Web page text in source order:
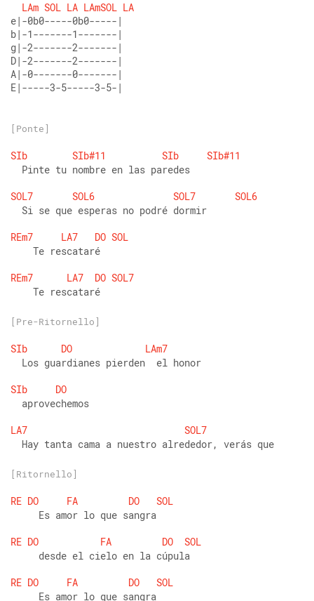
LAm SOL LA LAmSOL LA
e|-0b0-----0b0-----|
b|-1-------1-------|
g|-2-------2-------|
D|-2-------2-------|
A|-0-------0-------|
E|-----3-5-----3-5-|
[Ponte]
SIb SIb#11 SIb
SIb#11
  Pinte tu nombre en las paredes
SOL7
SOL6 SOL7
SOL6
  Si se que esperas no podré dormir
REm7
LA7 DO SOL
    Te rescataré
REm7
LA7 DO SOL7
    Te rescataré
[Pre-Ritornello]
SIb DO
LAm7
  Los guardianes pierden  el honor
SIb
DO
  aprovechemos
LA7
SOL7
  Hay tanta cama a nuestro alrededor, verás que
[Ritornello]
RE DO FA DO
SOL
     Es amor lo que sangra
RE DO FA DO
SOL
     desde el cielo en la cúpula
RE DO FA DO
SOL
     Es amor lo que sangra